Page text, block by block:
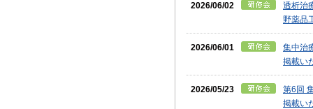
2026/06/02
透析治
野薬品
2026/06/01
集中治
掲載い
2026/05/23
第6回
掲載い